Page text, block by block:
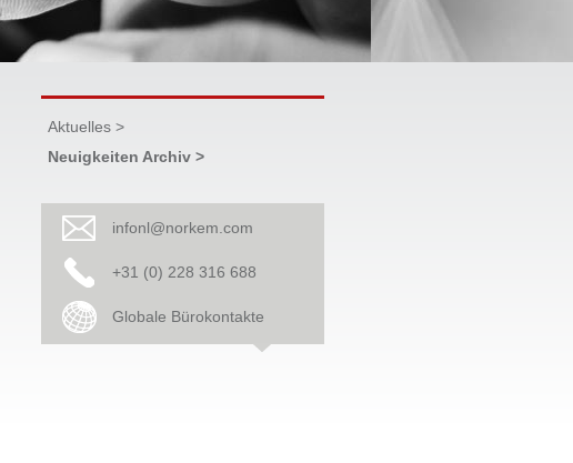
Aktuelles >
Neuigkeiten Archiv >
infonl@norkem.com
+31 (0) 228 316 688
Globale Bürokontakte